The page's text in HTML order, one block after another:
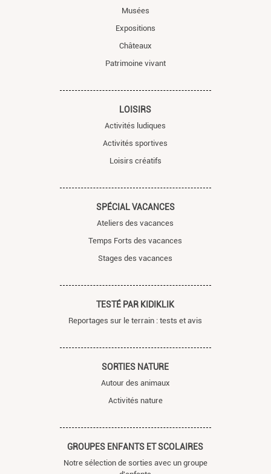
Musées
Expositions
Châteaux
Patrimoine vivant
LOISIRS
Activités ludiques
Activités sportives
Loisirs créatifs
SPÉCIAL VACANCES
Ateliers des vacances
Temps Forts des vacances
Stages des vacances
TESTÉ PAR KIDIKLIK
Reportages sur le terrain : tests et avis
SORTIES NATURE
Autour des animaux
Activités nature
GROUPES ENFANTS ET SCOLAIRES
Notre sélection de sorties avec un groupe